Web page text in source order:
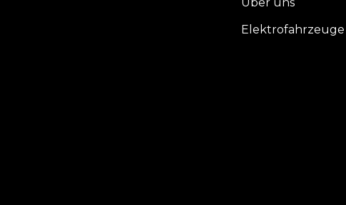
Elektrofahrzeuge